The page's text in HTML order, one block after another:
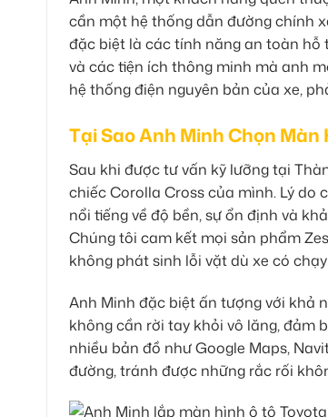
cần một hệ thống dẫn đường chính
đặc biệt là các tính năng an toàn hỗ
và các tiện ích thông minh mà anh
hệ thống điện nguyên bản của xe,
Tại Sao Anh Minh Chọn
Sau khi được tư vấn kỹ lưỡng tại
chiếc Corolla Cross của mình. Lý
nổi tiếng về độ bền, sự ổn định và
Chúng tôi cam kết mọi sản phẩm
không phát sinh lỗi vặt dù xe có
Anh Minh đặc biệt ấn tượng với khả
không cần rời tay khỏi vô lăng, đảm
nhiều bản đồ như Google Maps,
đường, tránh được những rắc rối